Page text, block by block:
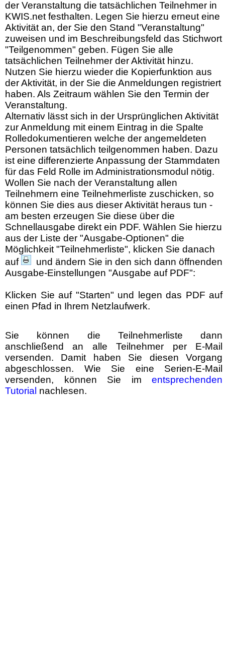
der Veranstaltung die tatsächlichen Teilnehmer in
KWIS.net festhalten. Legen Sie hierzu erneut eine
Aktivität an, der Sie den Stand "Veranstaltung"
zuweisen und im Beschreibungsfeld das Stichwort
"Teilgenommen" geben. Fügen Sie alle
tatsächlichen Teilnehmer der Aktivität hinzu.
Nutzen Sie hierzu wieder die Kopierfunktion aus
der Aktivität, in der Sie die Anmeldungen registriert
haben. Als Zeitraum wählen Sie den Termin der
Veranstaltung.
Alternativ lässt sich in der Ursprünglichen Aktivität
zur Anmeldung mit einem Eintrag in die Spalte
Rolledokumentieren welche der angemeldeten
Personen tatsächlich teilgenommen haben. Dazu
ist eine differenzierte Anpassung der Stammdaten
für das Feld Rolle im Administrationsmodul nötig.
Wollen Sie nach der Veranstaltung allen
Teilnehmern eine Teilnehmerliste zuschicken, so
können Sie dies aus dieser Aktivität heraus tun -
am besten erzeugen Sie diese über die
Schnellausgabe direkt ein PDF. Wählen Sie hierzu
aus der Liste der "Ausgabe-Optionen" die
Möglichkeit "Teilnehmerliste", klicken Sie danach
auf
und ändern Sie in den sich dann öffnenden
Ausgabe-Einstellungen "Ausgabe auf PDF":
Klicken Sie auf "Starten" und legen das PDF auf
einen Pfad in Ihrem Netzlaufwerk.
Sie können die Teilnehmerliste dann
anschließend an alle Teilnehmer per E-Mail
versenden. Damit haben Sie diesen Vorgang
abgeschlossen. Wie Sie eine Serien-E-Mail
versenden, können Sie im entsprechenden
Tutorial nachlesen.